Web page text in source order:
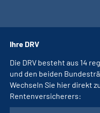
Ihre DRV
Die DRV besteht aus 14
und den beiden
Wechseln Sie hier direkt
Rentenversicherers: